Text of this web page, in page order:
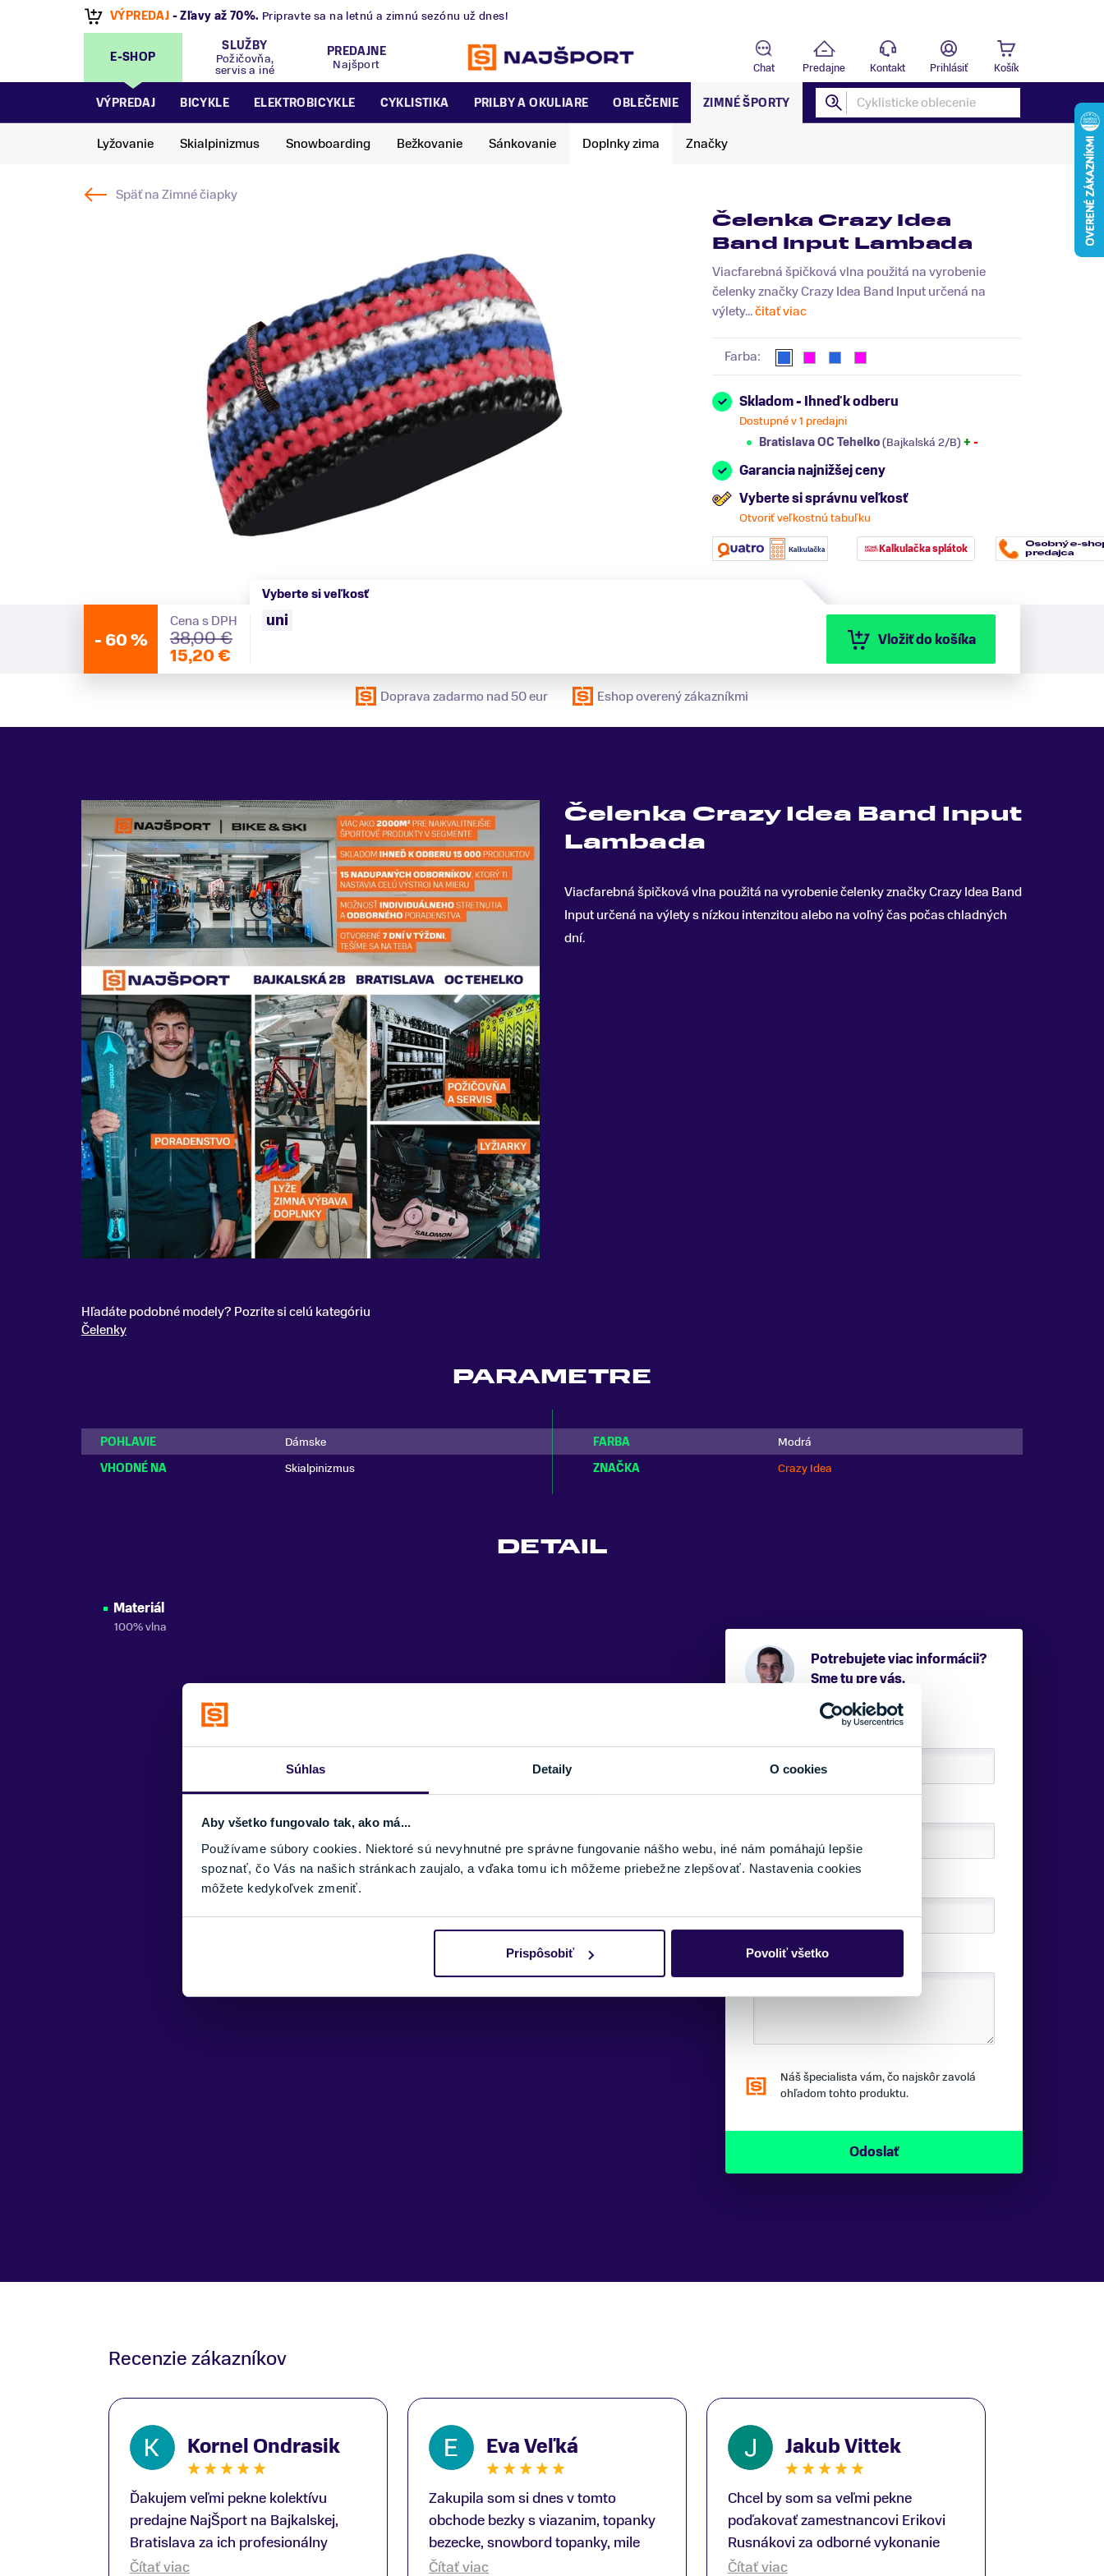
Súhlas Detaily O cookies
Aby všetko fungovalo tak, ako má...
Používame súbory cookies. Niektoré sú nevyhnutné pre správne fungovanie nášho webu, iné nám pomáhajú lepšie
spoznať, čo Vás na našich stránkach zaujalo, a vďaka tomu ich môžeme priebežne zlepšovať. Nastavenia cookies
môžete kedykoľvek zmeniť.
Prispôsobiť Povoliť všetko
VÝPREDAJ - Zľavy až 70%. Pripravte sa na letnú a zimnú sezónu už dnes!
E-SHOP
SLUŽBY
Požičovňa,
servis a iné
PREDAJNE
Najšport
Chat Predajne Kontakt Prihlásiť Košík
VÝPREDAJ BICYKLE ELEKTROBICYKLE CYKLISTIKA PRILBY A OKULIARE OBLEČENIE ZIMNÉ ŠPORTY
Lyžovanie Skialpinizmus Snowboarding Bežkovanie Sánkovanie Doplnky zima Značky
Späť naZimné čiapky
Čelenka Crazy Idea
Band Input Lambada
Viacfarebná špičková vlna použitá na vyrobenie
čelenky značky Crazy Idea Band Input určená na
výlety...čitať viac
Farba:
Skladom - Ihneď k odberu
Dostupné v 1 predajni
Bratislava OC Tehelko(Bajkalská 2/B) + -
Garancia najnižšej ceny
Vyberte si správnu veľkosť
Otvoriť veľkostnú tabuľku
Kalkulačka splátok
- 60 %
Cena s DPH
38,00 €
15,20 €
Vyberte si veľkosť
uni
Vložiť do košíka
Doprava zadarmo nad 50 eur Eshop overený zákazníkmi
Čelenka Crazy Idea Band Input
Lambada
Viacfarebná špičková vlna použitá na vyrobenie čelenky značky Crazy Idea Band
Input určená na výlety s nízkou intenzitou alebo na voľný čas počas chladných
dní.
Hľadáte podobné modely? Pozrite si celú kategóriu
Čelenky
PARAMETRE
POHLAVIE Dámske FARBA
Modrá
VHODNÉ NA
Skialpinizmus ZNAČKA Crazy Idea
DETAIL
Materiál
100% vlna
Potrebujete viac informácii?
Sme tu pre vás.
SPRÁVA:
Náš špecialista vám, čo najskôr zavolá
ohľadom tohto produktu.
Recenzie zákazníkov
Kornel Ondrasik
Ďakujem veľmi pekne kolektívu
predajne NajŠport na Bajkalskej,
Bratislava za ich profesionálny
prístup k zákazníkom; Zvlášť
Čítať viac
Eva Veľká
Zakupila som si dnes v tomto
obchode bezky s viazanim, topanky
bezecke, snowbord topanky, mile
prekvapenie ako Peter, ktory nas
Čítať viac
Jakub Vittek
Chcel by som sa veľmi pekne
poďakovať zamestnancovi Erikovi
Rusnákovi za odborné vykonanie
bike-fittingu. Je to super človek na
Čítať viac